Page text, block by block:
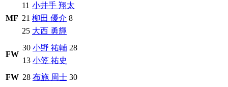
MF
11 小井手 翔太
21 柳田 優介 8
25 大西 勇輝
FW
30 小野 祐輔 28
13 小笠 祐史
FW 28 布施 周士 30